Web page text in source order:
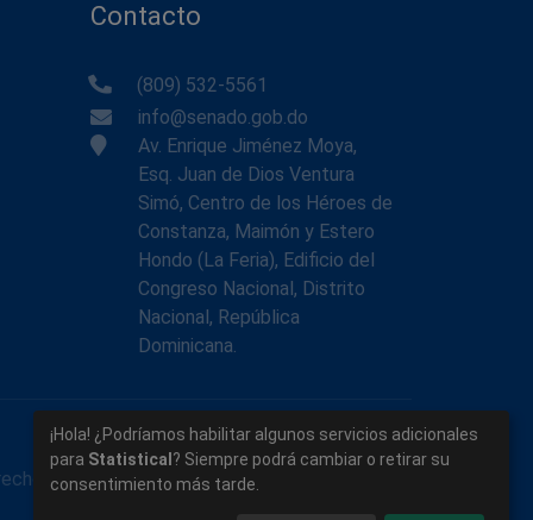
Contacto
(809) 532-5561
info@senado.gob.do
Av. Enrique Jiménez Moya,
Esq. Juan de Dios Ventura
Simó, Centro de los Héroes de
Constanza, Maimón y Estero
Hondo (La Feria), Edificio del
Congreso Nacional, Distrito
Nacional, República
Dominicana.
reservados.
¡Hola! ¿Podríamos habilitar algunos servicios adicionales
para Statistical ? Siempre podrá cambiar o retirar su
consentimiento más tarde.